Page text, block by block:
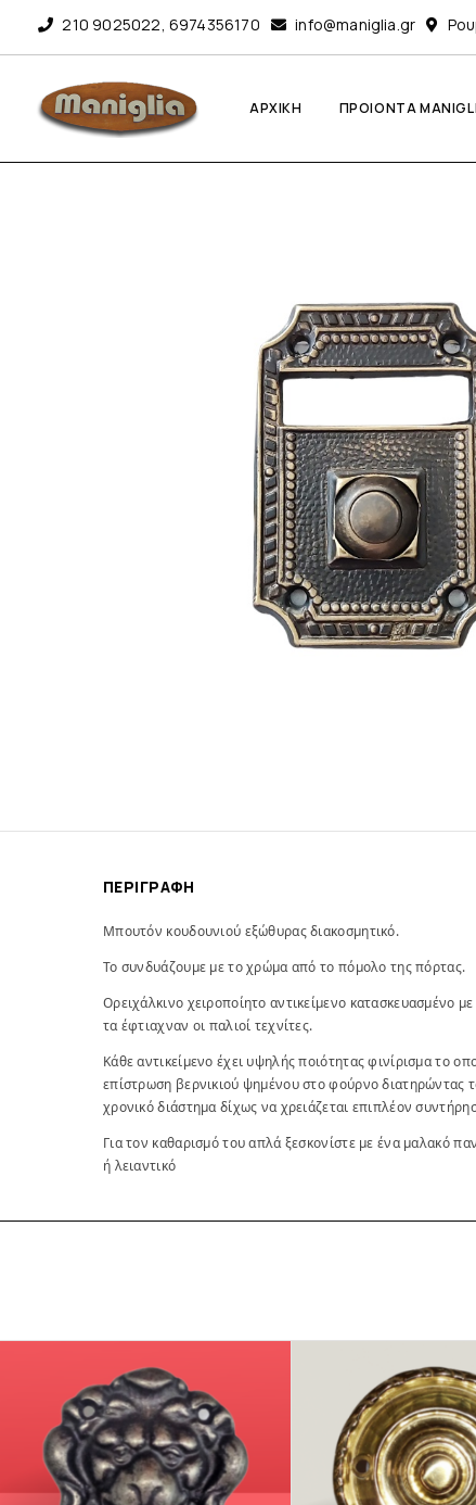
210 9025022, 6974356170 info@maniglia.gr
ΑΡΧΙΚΗ ΠΡΟΙΟΝΤΑ
ΠΕΡΙΓΡΑΦΉ
Μπουτόν κουδουνιού εξώθυρας διακοσμητικό.
Το συνδυάζουμε με το χρώμα από το πόμολο της πόρτας.
Ορειχάλκινο χειροποίητο αντικείμενο κατασκευασμένο
τα έφτιαχναν οι παλιοί τεχνίτες.
Κάθε αντικείμενο έχει υψηλής ποιότητας φινίρισμα το
επίστρωση βερνικιού ψημένου στο φούρνο διατηρώντας
χρονικό διάστημα δίχως να χρειάζεται επιπλέον
Για τον καθαρισμό του απλά ξεσκονίστε με ένα μαλακό
ή λειαντικό